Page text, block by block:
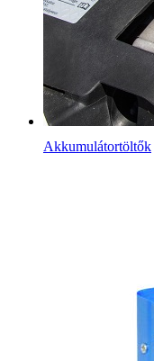
Akkumulátortöltők